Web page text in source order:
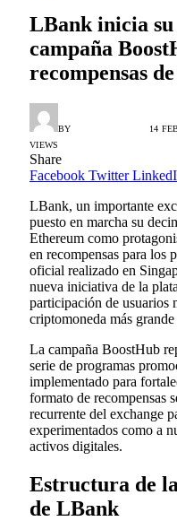
LBank inicia su
campaña
recompensas
BY 14
VIEWS
Share
Facebook Twitter
LBank, un importante
puesto en marcha su
Ethereum como
en recompensas para los
oficial realizado en
nueva iniciativa de la
participación de usuarios
criptomoneda más
La campaña BoostHub
serie de programas
implementado para
formato de recompensas
recurrente del exchange
experimentados como a
activos digitales.
Estructura de
de LBank